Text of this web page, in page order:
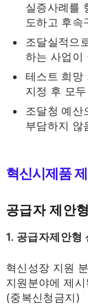
실증사례를
도하고 후속
조달실적으
하는 사업이
테스트 희망
지정 후 모
조달청 예산
부담하지 않
혁신시제품
공급자 제안형
1. 공급자제안형
혁신성장 지원
지원분야에 제
(중복신청금지)